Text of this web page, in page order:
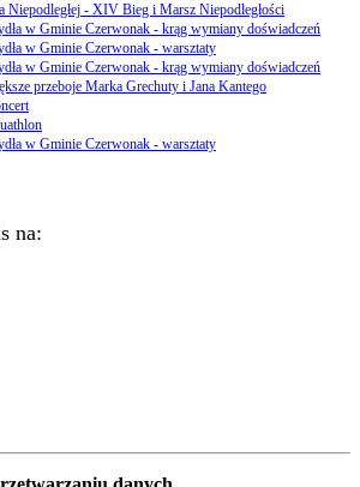
Niepodległej - XIV Bieg i Marsz Niepodległości
w Gminie Czerwonak - krąg wymiany doświadczeń
w Gminie Czerwonak - warsztaty
w Gminie Czerwonak - krąg wymiany doświadczeń
przeboje Marka Grechuty i Jana Kantego
w Gminie Czerwonak - warsztaty
na: